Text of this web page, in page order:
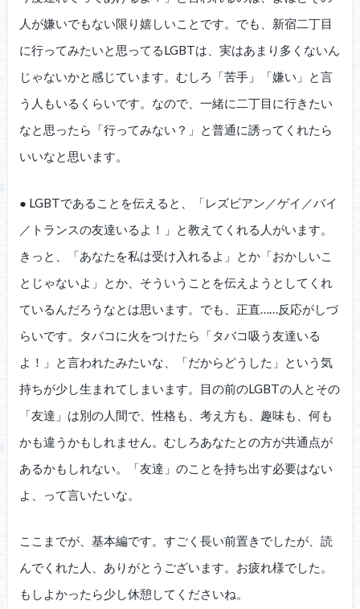
人が嫌いでもない限り嬉しいことです。でも、新宿二丁目
に行ってみたいと思ってるLGBTは、実はあまり多くないん
じゃないかと感じています。むしろ「苦手」「嫌い」と言
う人もいるくらいです。なので、一緒に二丁目に行きたい
なと思ったら「行ってみない？」と普通に誘ってくれたら
いいなと思います。
● LGBTであることを伝えると、「レズビアン／ゲイ／バイ
／トランスの友達いるよ！」と教えてくれる人がいます。
きっと、「あなたを私は受け入れるよ」とか「おかしいこ
とじゃないよ」とか、そういうことを伝えようとしてくれ
ているんだろうなとは思います。でも、正直……反応がしづ
らいです。タバコに火をつけたら「タバコ吸う友達いる
よ！」と言われたみたいな、「だからどうした」という気
持ちが少し生まれてしまいます。目の前のLGBTの人とその
「友達」は別の人間で、性格も、考え方も、趣味も、何も
かも違うかもしれません。むしろあなたとの方が共通点が
あるかもしれない。「友達」のことを持ち出す必要はない
よ、って言いたいな。
ここまでが、基本編です。すごく長い前置きでしたが、読
んでくれた人、ありがとうございます。お疲れ様でした。
もしよかったら少し休憩してくださいね。